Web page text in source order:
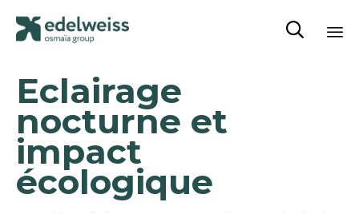

Eclairage
nocturne et
impact
écologique